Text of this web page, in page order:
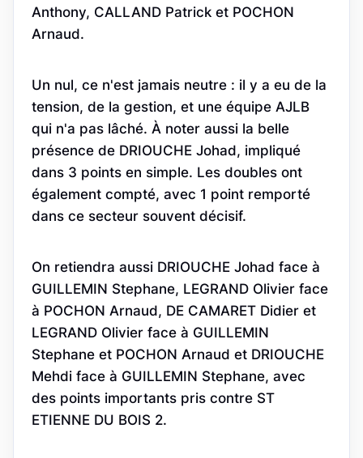
Anthony, CALLAND Patrick et POCHON
Arnaud.
Un nul, ce n'est jamais neutre : il y a eu de la
tension, de la gestion, et une équipe AJLB
qui n'a pas lâché. À noter aussi la belle
présence de DRIOUCHE Johad, impliqué
dans 3 points en simple. Les doubles ont
également compté, avec 1 point remporté
dans ce secteur souvent décisif.
On retiendra aussi DRIOUCHE Johad face à
GUILLEMIN Stephane, LEGRAND Olivier face
à POCHON Arnaud, DE CAMARET Didier et
LEGRAND Olivier face à GUILLEMIN
Stephane et POCHON Arnaud et DRIOUCHE
Mehdi face à GUILLEMIN Stephane, avec
des points importants pris contre ST
ETIENNE DU BOIS 2.